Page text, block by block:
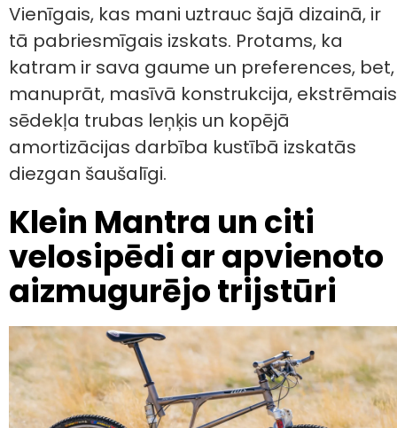
Vienīgais, kas mani uztrauc šajā dizainā, ir
tā pabriesmīgais izskats. Protams, ka
katram ir sava gaume un preferences, bet,
manuprāt, masīvā konstrukcija, ekstrēmais
sēdekļa trubas leņķis un kopējā
amortizācijas darbība kustībā izskatās
diezgan šaušalīgi.
Klein Mantra un citi
velosipēdi ar apvienoto
aizmugurējo trijstūri